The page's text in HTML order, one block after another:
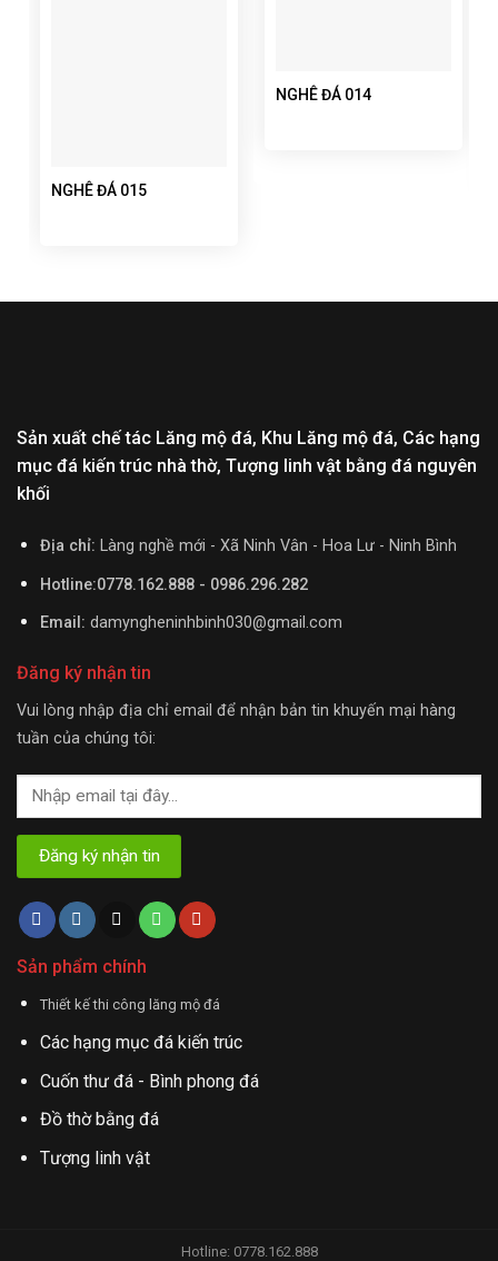
NGHÊ ĐÁ 015
NGHÊ ĐÁ 014
Sản xuất chế tác Lăng mộ đá, Khu Lăng mộ đá, Các hạng
mục đá kiến trúc nhà thờ, Tượng linh vật bằng đá nguyên
khối
Địa chỉ: Làng nghề mới - Xã Ninh Vân - Hoa Lư - Ninh Bình
Hotline:0778.162.888 - 0986.296.282
Email: damyngheninhbinh030@gmail.com
Đăng ký nhận tin
Vui lòng nhập địa chỉ email để nhận bản tin khuyến mại hàng
tuần của chúng tôi:
Sản phẩm chính
Thiết kế thi công lăng mộ đá
Các hạng mục đá kiến trúc
Cuốn thư đá - Bình phong đá
Đồ thờ bằng đá
Tượng linh vật
Hotline: 0778.162.888